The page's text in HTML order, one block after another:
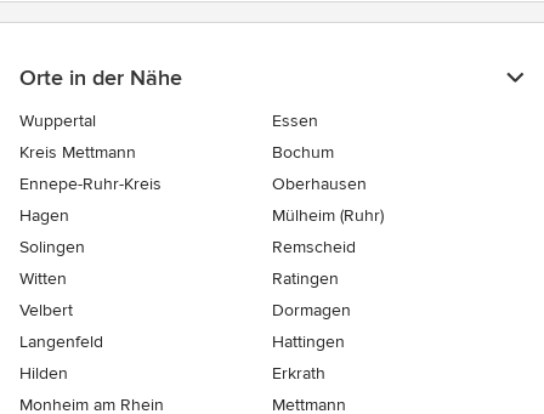
Orte in der Nähe
Wuppertal
Essen
Kreis Mettmann
Bochum
Ennepe-Ruhr-Kreis
Oberhausen
Hagen
Mülheim (Ruhr)
Solingen
Remscheid
Witten
Ratingen
Velbert
Dormagen
Langenfeld
Hattingen
Hilden
Erkrath
Monheim am Rhein
Mettmann